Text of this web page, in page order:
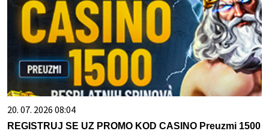
20. 07. 2026 08:04
REGISTRUJ SE UZ PROMO KOD CASINO Preuzmi 1500